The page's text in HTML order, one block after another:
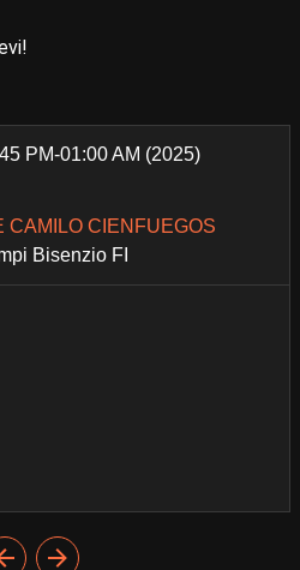
PM-01:00 AM (2025)
CAMILO CIENFUEGOS
Bisenzio FI